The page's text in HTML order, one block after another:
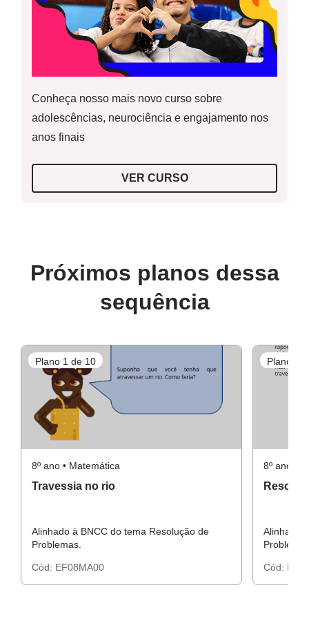
Atividade complementar
Para o professor
Guia de intervenção
Investigar diferentes soluções para situações problemas.
Recursos necessários
Folha de papel A4 branca;
Atividades impressas em folhas, coladas no caderno ou
Conheça nosso mais novo curso sobre
adolescências, neurociência e engajamento nos
anos finais
VER CURSO
Próximos planos dessa
sequência
Plano 1 de 10
8º ano • Matemática
Travessia no rio
Alinhado à BNCC do tema Resolução de
Problemas.
Cód: EF08MA00
Plano 2
8º ano •
Alinhado
Cód: